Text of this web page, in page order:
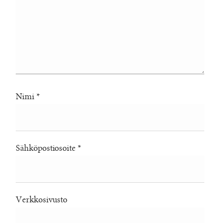
Nimi *
Sähköpostiosoite *
Verkkosivusto